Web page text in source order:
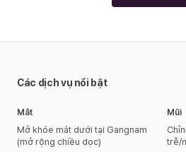
Các dịch vụ nổi bật
Mắt
Mở khóe mắt dưới tại Gangnam
(mở rộng chiều dọc)
Mũi
trễ/